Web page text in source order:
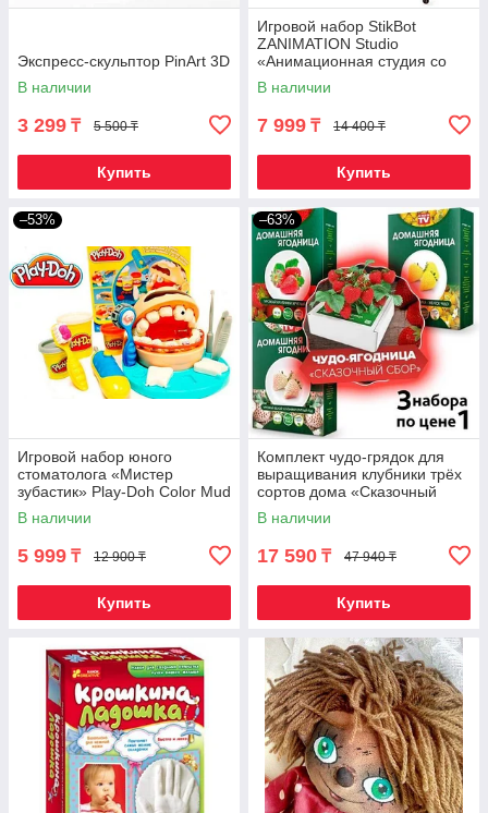
Экспресс-скульптор PinArt 3D
В наличии
3 299 ₸ 5 500 ₸
Купить
Игровой набор StikBot
ZANIMATION Studio
«Анимационная студия со
сценой»
В наличии
7 999 ₸ 14 400 ₸
Купить
–53%
Игровой набор юного
стоматолога «Мистер
зубастик» Play-Doh Color Mud
В наличии
5 999 ₸ 12 900 ₸
Купить
–63%
Комплект чудо-грядок для
выращивания клубники трёх
сортов дома «Сказочный
огород круглый год»
В наличии
17 590 ₸ 47 940 ₸
Купить